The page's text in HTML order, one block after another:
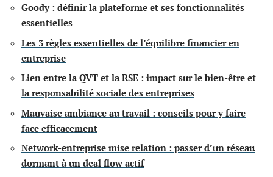
Goody : définir la plateforme et ses fonctionnalités
essentielles
Les 3 règles essentielles de l’équilibre financier en
entreprise
Lien entre la QVT et la RSE : impact sur le bien-être et
la responsabilité sociale des entreprises
Mauvaise ambiance au travail : conseils pour y faire
face efficacement
Network-entreprise mise relation : passer d’un réseau
dormant à un deal flow actif